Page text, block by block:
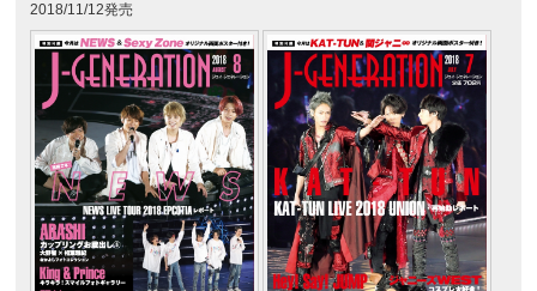
2018/11/12発売